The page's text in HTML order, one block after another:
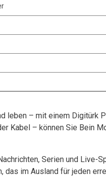
leben – mit einem Digitürk
Kabel – können Sie Bein
Serien und Live-
das im Ausland für jeden